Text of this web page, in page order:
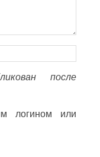
после
логином или